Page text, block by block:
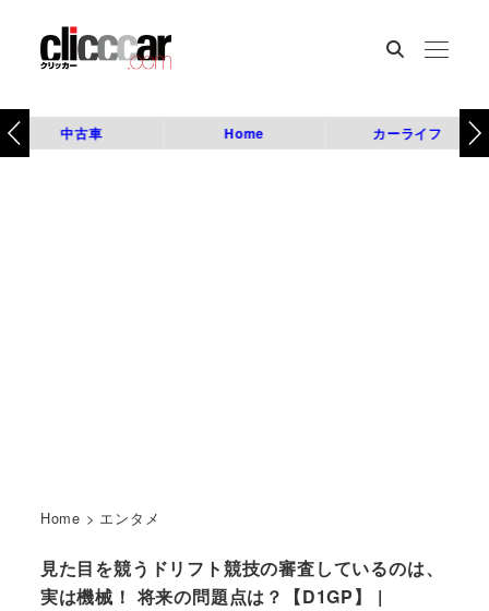
中古車 Home カーライフ
Home > エンタメ
見た目を競うドリフト競技の審査しているのは、
実は機械！ 将来の問題点は？【D1GP】 |